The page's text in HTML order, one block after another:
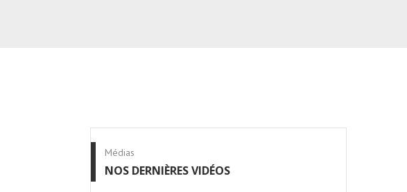
Médias
NOS DERNIÈRES VIDÉOS